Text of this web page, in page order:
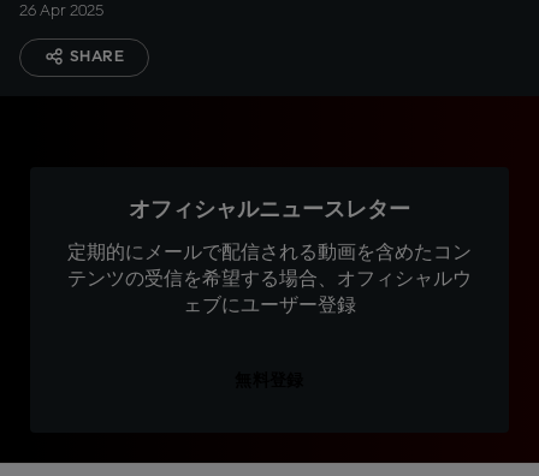
26 Apr 2025
SHARE
オフィシャルニュースレター
定期的にメールで配信される動画を含めたコン
テンツの受信を希望する場合、オフィシャルウ
ェブにユーザー登録